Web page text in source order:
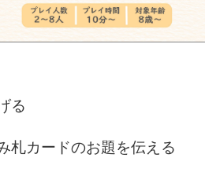
る
札カードのお題を伝える